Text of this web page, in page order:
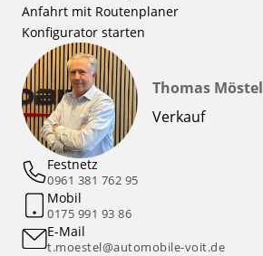
Anfahrt mit Routenplaner
Konfigurator starten
Thomas Möstel
Verkauf
Festnetz
0961 381 762 95
Mobil
0175 991 93 86
E-Mail
t.moestel@automobile-voit.de